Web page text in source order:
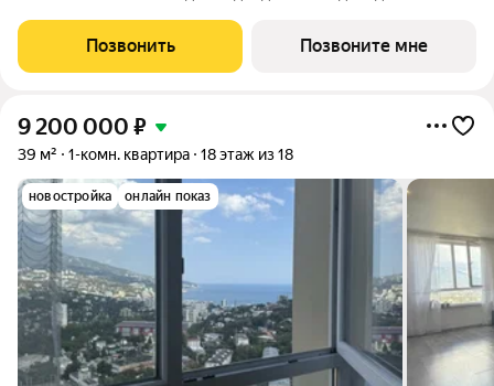
Массандровским парком, одним из самых престижных районов
Южного берега Крыма. Здесь
Позвонить Позвоните мне
9 200 000 ₽
39 м² 1-комн. квартира 18 этаж из 18
новостройка онлайн показ